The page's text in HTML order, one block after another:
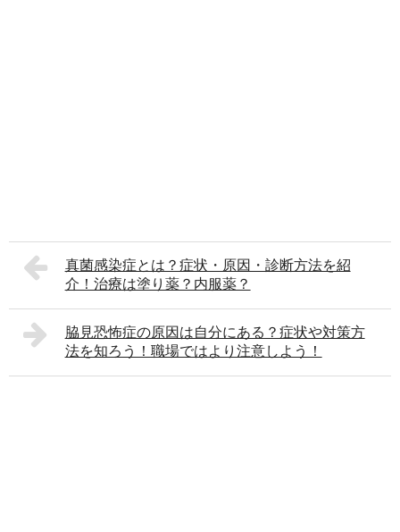
真菌感染症とは？症状・原因・診断方法を紹
介！治療は塗り薬？内服薬？
脇見恐怖症の原因は自分にある？症状や対策方
法を知ろう！職場ではより注意しよう！